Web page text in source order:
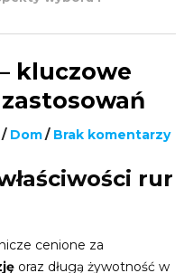
kluczowe
/ Dom/ Brak komentarzy
rur
cenione za
oraz długą żywotność w